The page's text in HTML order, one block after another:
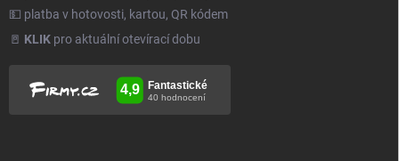
💵 platba v hotovosti, kartou, QR kódem
🚪 KLIK pro aktuální otevírací dobu